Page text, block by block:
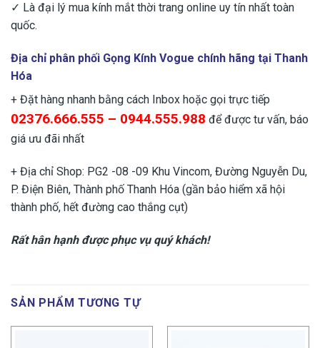
✓ Là đại lý mua kính mắt thời trang online uy tín nhất toàn
quốc.
Địa chỉ phân phối Gọng Kính Vogue chính hãng tại Thanh
Hóa
+ Đặt hàng nhanh bằng cách Inbox hoặc gọi trực tiếp
02376.666.555 – 0944.555.988 để được tư vấn, báo
giá ưu đãi nhất
+ Địa chỉ Shop: PG2 -08 -09 Khu Vincom, Đường Nguyễn Du,
P. Điện Biên, Thành phố Thanh Hóa (gần bảo hiểm xã hội
thành phố, hết đường cao thắng cụt)
Rất hân hạnh được phục vụ quý khách!
SẢN PHẨM TƯƠNG TỰ